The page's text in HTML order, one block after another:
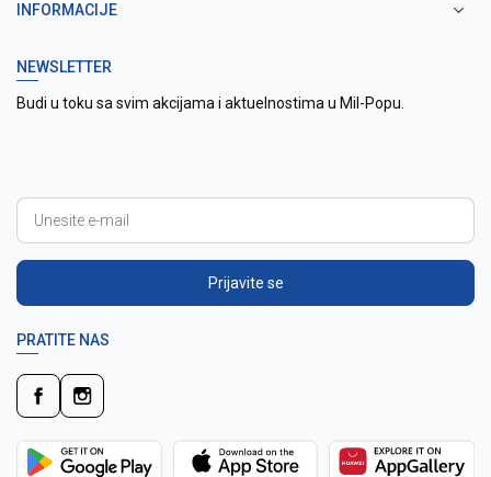
INFORMACIJE
NEWSLETTER
Budi u toku sa svim akcijama i aktuelnostima u Mil-Popu.
Prijavite se
PRATITE NAS